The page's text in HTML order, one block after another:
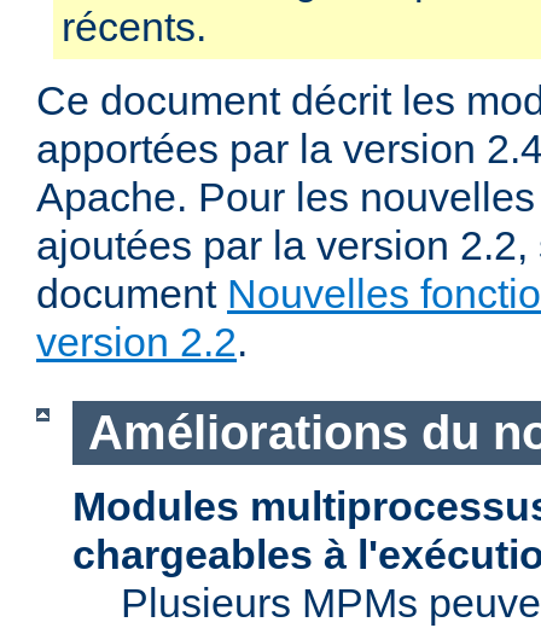
récents.
Ce document décrit les
apportées par la version
Apache. Pour les
ajoutées par la version 2.2,
document Nouvelles
version 2.2.
Améliorations du
Modules
chargeables à
Plusieurs MPMs